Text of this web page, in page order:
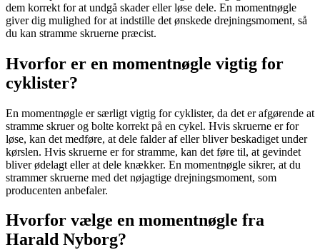
dem korrekt for at undgå skader eller løse dele. En momentnøgle
giver dig mulighed for at indstille det ønskede drejningsmoment, så
du kan stramme skruerne præcist.
Hvorfor er en momentnøgle vigtig for
cyklister?
En momentnøgle er særligt vigtig for cyklister, da det er afgørende at
stramme skruer og bolte korrekt på en cykel. Hvis skruerne er for
løse, kan det medføre, at dele falder af eller bliver beskadiget under
kørslen. Hvis skruerne er for stramme, kan det føre til, at gevindet
bliver ødelagt eller at dele knækker. En momentnøgle sikrer, at du
strammer skruerne med det nøjagtige drejningsmoment, som
producenten anbefaler.
Hvorfor vælge en momentnøgle fra
Harald Nyborg?